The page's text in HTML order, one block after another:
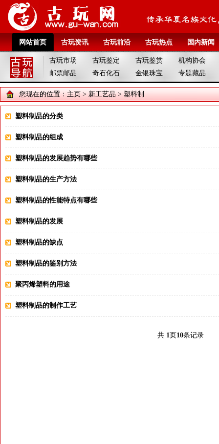
网站首页 古玩资讯 古玩前沿 古玩热点 国内新闻
古玩市场 古玩鉴定 古玩鉴赏
机构协会
邮票邮品
奇石化石 金银珠宝 专题藏品
您现在的位置： 主页 > 新工艺品 > 塑料制
塑料制品的分类
塑料制品的组成
塑料制品的发展趋势有哪些
塑料制品的生产方法
塑料制品的性能特点有哪些
塑料制品的发展
塑料制品的缺点
塑料制品的鉴别方法
聚丙烯塑料的用途
塑料制品的制作工艺
共 1页10条记录